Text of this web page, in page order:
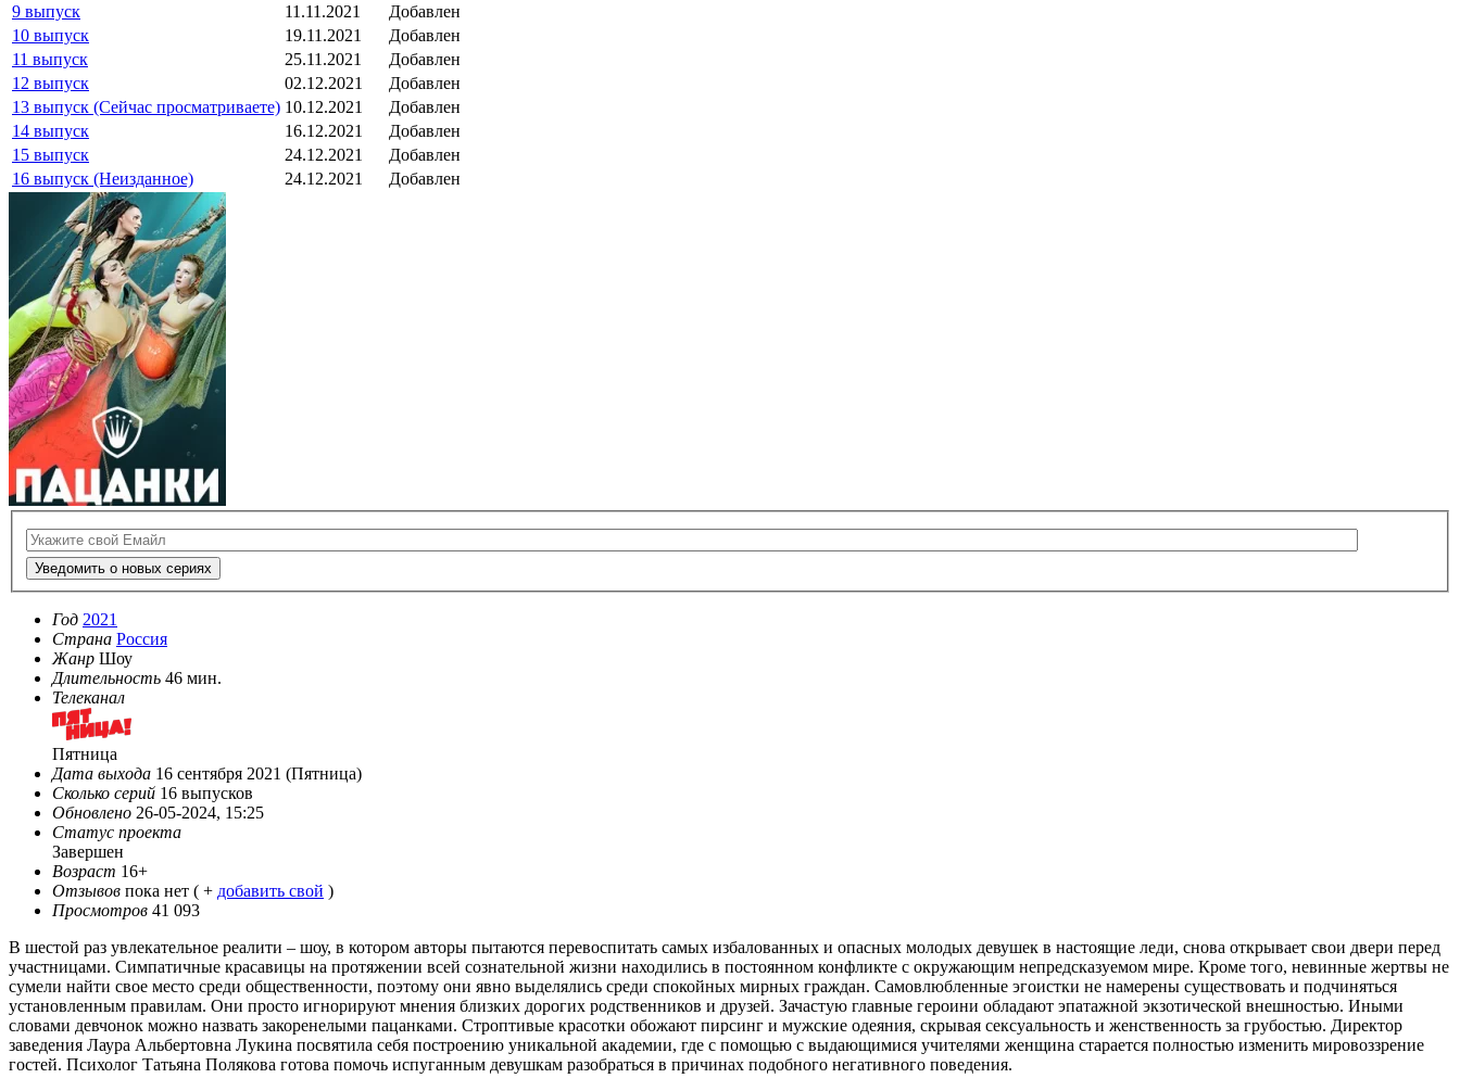
9 выпуск
11.11.2021
Добавлен
10 выпуск
19.11.2021
Добавлен
11 выпуск
25.11.2021
Добавлен
12 выпуск
02.12.2021
Добавлен
13 выпуск (Сейчас просматриваете) 10.12.2021
Добавлен
14 выпуск
16.12.2021
Добавлен
15 выпуск
24.12.2021
Добавлен
16 выпуск (Неизданное)
24.12.2021 Добавлен
Уведомить о новых сериях
Год 2021
Страна Россия
Жанр Шоу
Длительность 46 мин.
Телеканал
Пятница
Дата выхода 16 сентября 2021 (Пятница)
Сколько серий 16 выпусков
Обновлено 26-05-2024, 15:25
Статус проекта
Завершен
Возраст 16+
Отзывов пока нет ( + добавить свой )
Просмотров 41 093
В шестой раз увлекательное реалити – шоу, в котором авторы пытаются перевоспитать самых избалованных и опасных молодых девушек в настоящие леди, снова открывает свои двери перед
участницами. Симпатичные красавицы на протяжении всей сознательной жизни находились в постоянном конфликте с окружающим непредсказуемом мире. Кроме того, невинные жертвы не
сумели найти свое место среди общественности, поэтому они явно выделялись среди спокойных мирных граждан. Самовлюбленные эгоистки не намерены существовать и подчиняться
установленным правилам. Они просто игнорируют мнения близких дорогих родственников и друзей. Зачастую главные героини обладают эпатажной экзотической внешностью. Иными
словами девчонок можно назвать закоренелыми пацанками. Строптивые красотки обожают пирсинг и мужские одеяния, скрывая сексуальность и женственность за грубостью. Директор
заведения Лаура Альбертовна Лукина посвятила себя построению уникальной академии, где с помощью с выдающимися учителями женщина старается полностью изменить мировоззрение
гостей. Психолог Татьяна Полякова готова помочь испуганным девушкам разобраться в причинах подобного негативного поведения.